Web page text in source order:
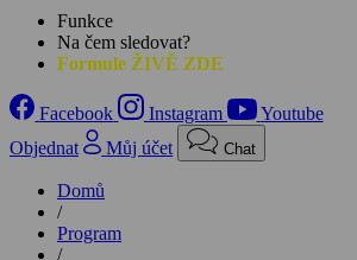
Funkce
Na čem sledovat?
Formule ŽIVĚ ZDE
Facebook Instagram
Youtube
Objednat
Můj účet Chat
Domů
/
Program
/